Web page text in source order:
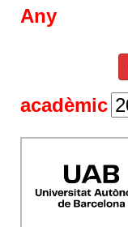
Any
acadèmic